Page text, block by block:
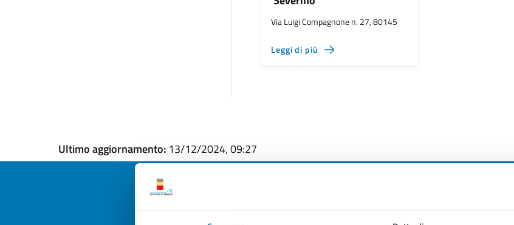
Via Luigi Compagnone n. 27, 80145
Leggi di più
Ultimo aggiornamento: 13/12/2024, 09:27